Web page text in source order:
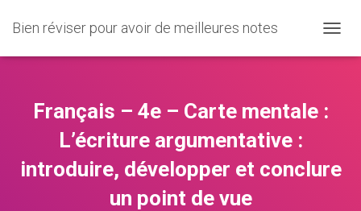
Bien réviser pour avoir de meilleures notes
U
E
R
Français – 4e – Carte mentale :
L’écriture argumentative :
introduire, développer et conclure
un point de vue